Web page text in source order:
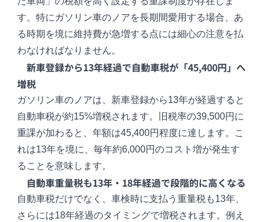
す。特にガソリン車のノアを長期間愛用する場合、あ
る時期を境に維持費が急増する点には細心の注意を払
わなければなりません。
新車登録から13年経過で自動車税が「45,400円」へ
増税
ガソリン車のノアは、新車登録から13年が経過すると
自動車税が約15%増税されます。旧税率の39,500円に
重課が加わると、年額は45,400円程度に達します。こ
れは13年を境に、毎年約6,000円のコスト増が発生す
ることを意味します。
自動車重量税も13年・18年経過で段階的に高くなる
自動車税だけでなく、車検時に支払う重量税も13年、
さらには18年経過のタイミングで増税されます。例え